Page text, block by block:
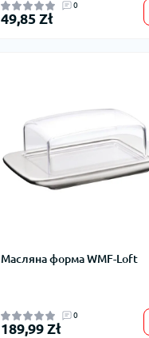
0
49,85 Zł
Масляна форма WMF-Loft
0
189,99 Zł